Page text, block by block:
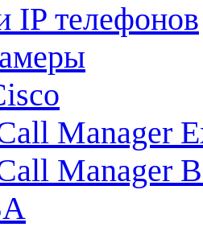
IP телефонов
Manager
Manager